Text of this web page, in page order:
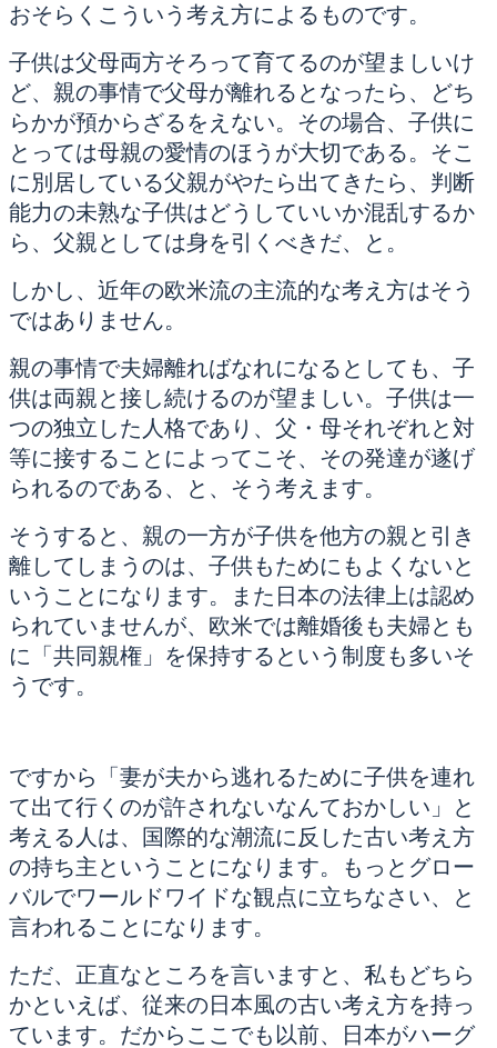
おそらくこういう考え方によるものです。
子供は父母両方そろって育てるのが望ましいけ
ど、親の事情で父母が離れるとなったら、どち
らかが預からざるをえない。その場合、子供に
とっては母親の愛情のほうが大切である。そこ
に別居している父親がやたら出てきたら、判断
能力の未熟な子供はどうしていいか混乱するか
ら、父親としては身を引くべきだ、と。
しかし、近年の欧米流の主流的な考え方はそう
ではありません。
親の事情で夫婦離ればなれになるとしても、子
供は両親と接し続けるのが望ましい。子供は一
つの独立した人格であり、父・母それぞれと対
等に接することによってこそ、その発達が遂げ
られるのである、と、そう考えます。
そうすると、親の一方が子供を他方の親と引き
離してしまうのは、子供もためにもよくないと
いうことになります。また日本の法律上は認め
られていませんが、欧米では離婚後も夫婦とも
に「共同親権」を保持するという制度も多いそ
うです。
ですから「妻が夫から逃れるために子供を連れ
て出て行くのが許されないなんておかしい」と
考える人は、国際的な潮流に反した古い考え方
の持ち主ということになります。もっとグロー
バルでワールドワイドな観点に立ちなさい、と
言われることになります。
ただ、正直なところを言いますと、私もどちら
かといえば、従来の日本風の古い考え方を持っ
ています。だからここでも以前、日本がハーグ